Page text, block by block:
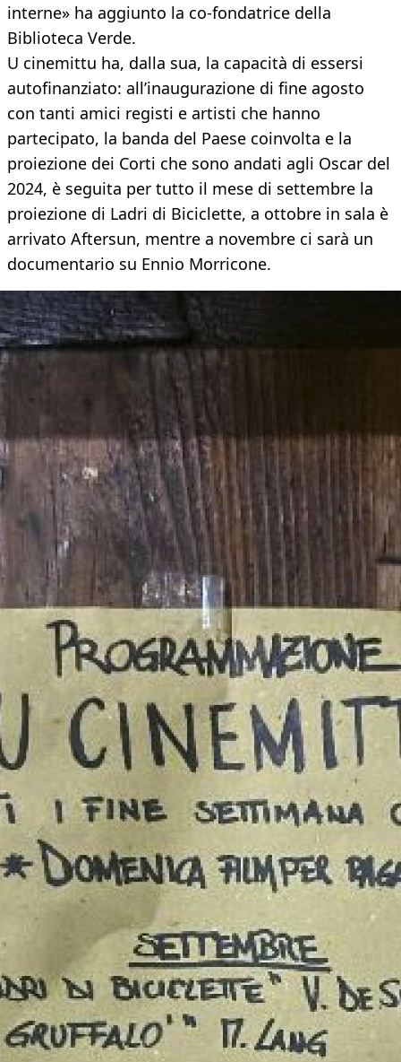
interne» ha aggiunto la co-fondatrice della
Biblioteca Verde.
U cinemittu ha, dalla sua, la capacità di essersi
autofinanziato: all’inaugurazione di fine agosto
con tanti amici registi e artisti che hanno
partecipato, la banda del Paese coinvolta e la
proiezione dei Corti che sono andati agli Oscar del
2024, è seguita per tutto il mese di settembre la
proiezione di Ladri di Biciclette, a ottobre in sala è
arrivato Aftersun, mentre a novembre ci sarà un
documentario su Ennio Morricone.